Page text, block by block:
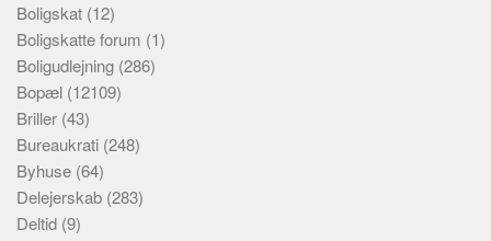
Boligskat (12)
Boligskatte forum (1)
Boligudlejning (286)
Bopæl (12109)
Briller (43)
Bureaukrati (248)
Byhuse (64)
Delejerskab (283)
Deltid (9)